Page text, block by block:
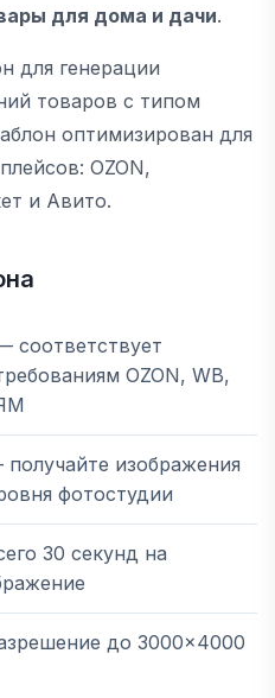
для дома и дачи.
для генерации
товаров с типом
оптимизирован для
OZON,
и Авито.
соответствует
OZON, WB,
изображения
фотостудии
30 секунд на
до 3000×4000